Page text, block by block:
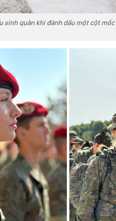
sinh quân khi đánh dấu một cột